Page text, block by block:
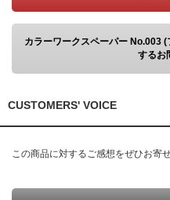
カラーワークスペーパー No.003
するお
CUSTOMERS' VOICE
この商品に対するご感想をぜひお寄